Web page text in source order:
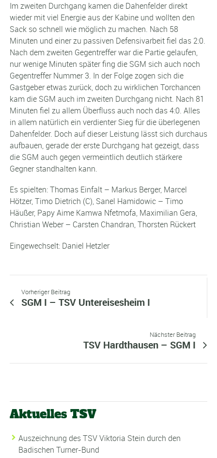
Im zweiten Durchgang kamen die Dahenfelder direkt
wieder mit viel Energie aus der Kabine und wollten den
Sack so schnell wie möglich zu machen. Nach 58
Minuten und einer zu passiven Defensivarbeit fiel das 2:0.
Nach dem zweiten Gegentreffer war die Partie gelaufen,
nur wenige Minuten später fing die SGM sich auch noch
Gegentreffer Nummer 3. In der Folge zogen sich die
Gastgeber etwas zurück, doch zu wirklichen Torchancen
kam die SGM auch im zweiten Durchgang nicht. Nach 81
Minuten fiel zu allem Überfluss auch noch das 4:0. Alles
in allem natürlich ein verdienter Sieg für die überlegenen
Dahenfelder. Doch auf dieser Leistung lässt sich durchaus
aufbauen, gerade der erste Durchgang hat gezeigt, dass
die SGM auch gegen vermeintlich deutlich stärkere
Gegner standhalten kann.
Es spielten: Thomas Einfalt – Markus Berger, Marcel
Hötzer, Timo Dietrich (C), Sanel Hamidowic – Timo
Häußer, Papy Aime Kamwa Nfetmofa, Maximilian Gera,
Christian Weber – Carsten Chandran, Thorsten Rückert
Eingewechselt: Daniel Hetzler
Vorheriger Beitrag
SGM I – TSV Untereisesheim I
Nächster Beitrag
TSV Hardthausen – SGM I
Aktuelles TSV
Auszeichnung des TSV Viktoria Stein durch den
Badischen Turner-Bund